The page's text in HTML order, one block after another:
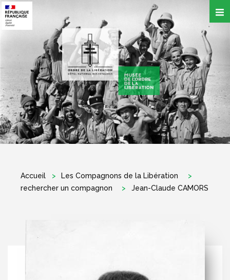
contenu
principal
Accueil
Les Compagnons de la Libération
rechercher un compagnon
Jean-Claude CAMORS